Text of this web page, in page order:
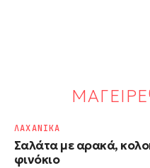
Σαλάτα με αρακά,
φινόκιο
ΛΑΧΑΝΙΚΑ